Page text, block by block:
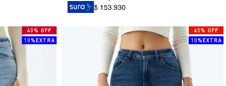
$ 153.930
40% OFF
10%EXTRA
45% OFF
10%EXTRA